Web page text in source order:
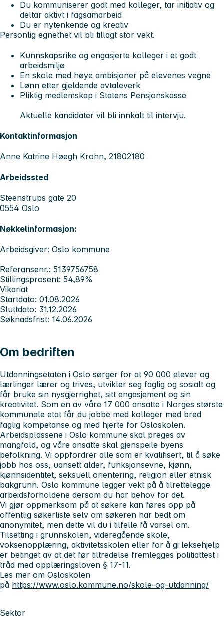
Du kommuniserer godt med kolleger, tar initiativ og
deltar aktivt i fagsamarbeid
Du er nytenkende og kreativ
Personlig egnethet vil bli tillagt stor vekt.
Kunnskapsrike og engasjerte kolleger i et godt
arbeidsmiljø
En skole med høye ambisjoner på elevenes vegne
Lønn etter gjeldende avtaleverk
Pliktig medlemskap i Statens Pensjonskasse
Aktuelle kandidater vil bli innkalt til intervju.
Kontaktinformasjon
Anne Katrine Høegh Krohn, 21802180
Arbeidssted
Steenstrups gate 20
0554 Oslo
Nøkkelinformasjon:
Arbeidsgiver: Oslo kommune
Referansenr.: 5139756758
Stillingsprosent: 54,89%
Vikariat
Startdato: 01.08.2026
Sluttdato: 31.12.2026
Søknadsfrist: 14.06.2026
Om bedriften
Utdanningsetaten i Oslo sørger for at 90 000 elever og
lærlinger lærer og trives, utvikler seg faglig og sosialt og
får bruke sin nysgjerrighet, sitt engasjement og sin
kreativitet. Som en av våre 17 000 ansatte i Norges største
kommunale etat får du jobbe med kolleger med bred
faglig kompetanse og med hjerte for Osloskolen.
Arbeidsplassene i Oslo kommune skal preges av
mangfold, og våre ansatte skal gjenspeile byens
befolkning. Vi oppfordrer alle som er kvalifisert, til å søke
jobb hos oss, uansett alder, funksjonsevne, kjønn,
kjønnsidentitet, seksuell orientering, religion eller etnisk
bakgrunn. Oslo kommune legger vekt på å tilrettelegge
arbeidsforholdene dersom du har behov for det.
Vi gjør oppmerksom på at søkere kan føres opp på
offentlig søkerliste selv om søkeren har bedt om
anonymitet, men dette vil du i tilfelle få varsel om.
Tilsetting i grunnskolen, videregående skole,
voksenopplæring, aktivitetsskolen eller for å gi leksehjelp
er betinget av at det før tiltredelse fremlegges politiattest i
tråd med opplæringsloven § 17-11.
Les mer om Osloskolen
på https://www.oslo.kommune.no/skole-og-utdanning/
Sektor